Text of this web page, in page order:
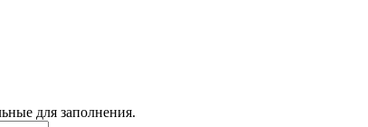
для заполнения.